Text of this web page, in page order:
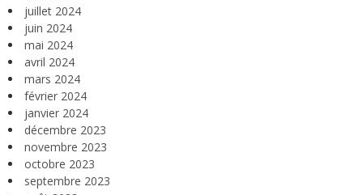
juillet 2024
juin 2024
mai 2024
avril 2024
mars 2024
février 2024
janvier 2024
décembre 2023
novembre 2023
octobre 2023
septembre 2023